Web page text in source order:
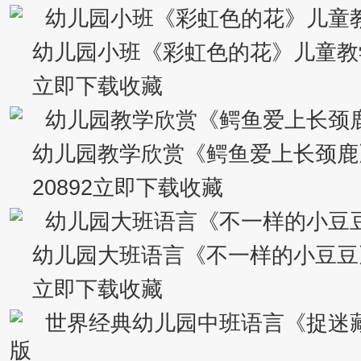
幼儿园小班《彩虹色的花》儿童
立即下载收藏
幼儿园教学欣赏《鳄鱼爱上长颈
20892立即下载收藏
幼儿园大班语言《不一样的小豆
立即下载收藏